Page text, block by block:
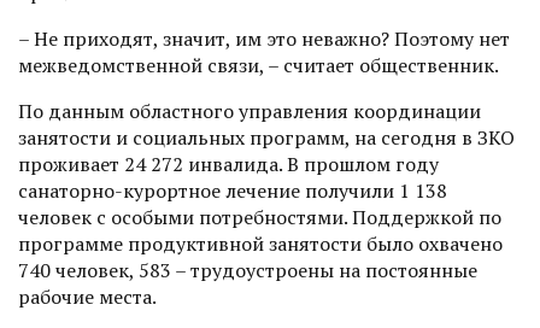
– Не приходят, значит, им это неважно? Поэтому нет
межведомственной связи, – считает общественник.
По данным областного управления координации
занятости и социальных программ, на сегодня в ЗКО
проживает 24 272 инвалида. В прошлом году
санаторно-курортное лечение получили 1 138
человек с особыми потребностями. Поддержкой по
программе продуктивной занятости было охвачено
740 человек, 583 – трудоустроены на постоянные
рабочие места.